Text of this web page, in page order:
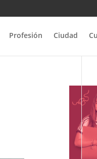
Profesión Ciudad